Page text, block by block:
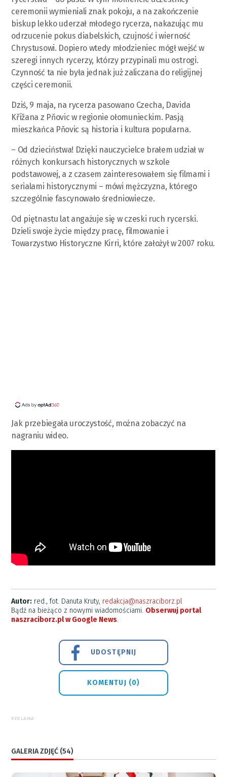
ceremonii wymieniali znak pokoju, a na zakończenie
biskup lekko uderzał młodego rycerza, nakazując mu
odrzucenie pokus diabelskich, czujność i wierność
Chrystusowi. Dopiero wtedy młodzieniec mógł wejść w
szeregi innych rycerzy, którzy przypinali mu ostrogi.
Czynność ta nie była jednak już zaliczana do religijnej
części ceremonii.
Dziś, 9 maja, na rycerza pasowano Czecha, Davida
Křížana z Pňovic w regionie ołomunieckim. Pasją
mieszkańca Pňovic są historia i kultura popularna.
– Od dzieciństwa! Dzięki nauczycielce brałem udział w
różnych konkursach historycznych w szkole
podstawowej, a z czasem zainteresowałem się filmami i
serialami historycznymi – mówi mężczyzna, którego
szczególnie fascynowało średniowiecze.
Od piętnastu lat angażuje się w czeski ruch rycerski.
Dzieli swoje życie między pracę, filmowanie i
Towarzystwo Historyczne Kirri, które założył w 2007 roku.
Jak przebiegała uroczystość, można zobaczyć na
nagraniu wideo.
Autor: red., fot. Danuta Kruty, redakcja@naszraciborz.pl
Bądź na bieżąco z nowymi wiadomościami. Obserwuj portal
naszraciborz.pl w Google News.
UDOSTĘPNIJ
KOMENTUJ (0)
REKLAMA
GALERIA ZDJĘĆ (54)